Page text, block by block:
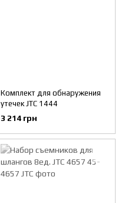
Комплект для обнаружения
утечек JTC 1444
3 214 грн